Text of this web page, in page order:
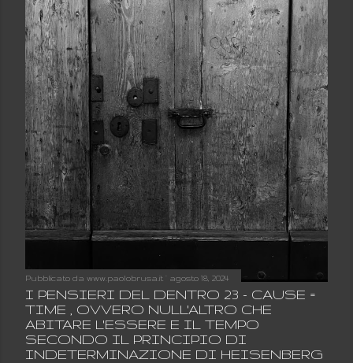
Pubblicato da www.paolobrusa.it agosto 18, 2024
I PENSIERI DEL DENTRO 23 - CAUSE =
TIME , OVVERO NULL'ALTRO CHE
ABITARE L'ESSERE E IL TEMPO
SECONDO IL PRINCIPIO DI
INDETERMINAZIONE DI HEISENBERG